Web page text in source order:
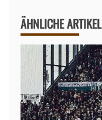
ÄHNLICHE ARTIKEL